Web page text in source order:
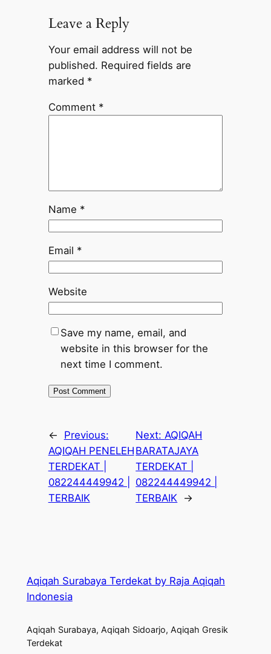
Leave a Reply
Your email address will not be
published. Required fields are
marked *
Comment *
Name *
Email *
Website
Save my name, email, and
website in this browser for the
next time I comment.
←
Previous:
AQIQAH PENELEH
TERDEKAT |
082244449942 |
TERBAIK
Next: AQIQAH
BARATAJAYA
TERDEKAT |
082244449942 |
TERBAIK
→
Aqiqah Surabaya Terdekat by Raja Aqiqah
Indonesia
Aqiqah Surabaya, Aqiqah Sidoarjo, Aqiqah Gresik
Terdekat